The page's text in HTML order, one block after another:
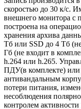
скоростью до 30 к/с.
внешнего монитора с
построена на
хранения архива
Тб или SSD до 4 Тб
Гб (не входит в
h.264 или h.265.
ПДУ(в комплекте) или
антивандальным
потери питания,
несоблюдения
контролем